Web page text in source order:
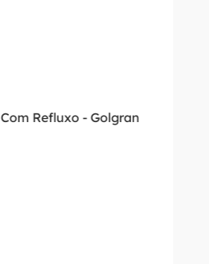
Refluxo - Golgran